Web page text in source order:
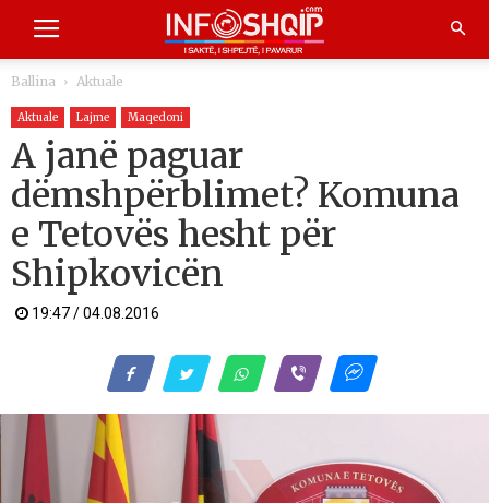
Ballina Aktuale
Aktuale Lajme Maqedoni
A janë paguar
dëmshpërblimet? Komuna
e Tetovës hesht për
Shipkovicën
19:47 / 04.08.2016